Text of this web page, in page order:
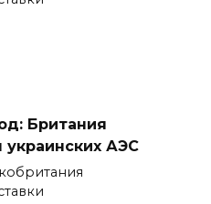
Британия
украинских АЭС